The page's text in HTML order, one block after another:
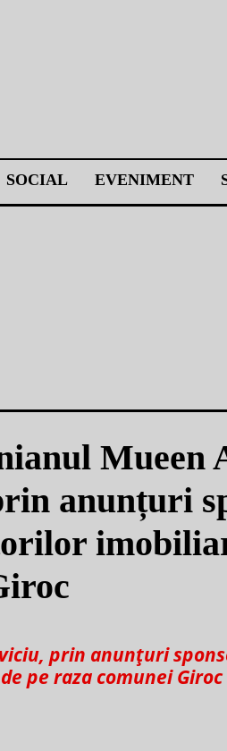
SOCIAL EVENIMENT
Mueen
anunțuri
prin anunțuri
pe raza comunei Giroc